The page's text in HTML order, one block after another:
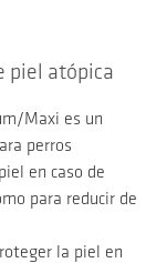
piel atópica
Maxi es un
perros
en caso de
para reducir de
la piel en